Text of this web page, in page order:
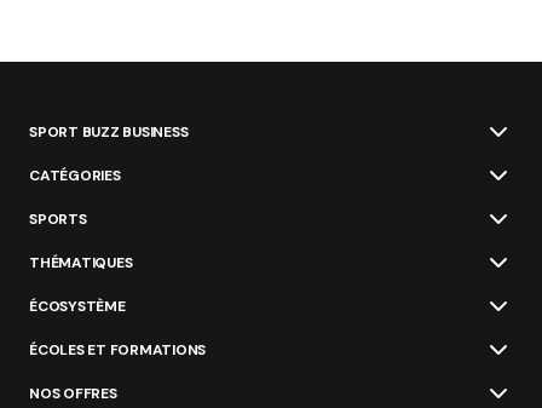
SPORT BUZZ BUSINESS
CATÉGORIES
SPORTS
THÉMATIQUES
ÉCOSYSTÈME
ÉCOLES ET FORMATIONS
NOS OFFRES